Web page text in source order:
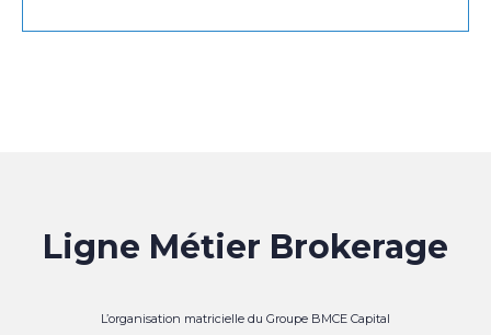
Ligne Métier Brokerage
L’organisation matricielle du Groupe BMCE Capital